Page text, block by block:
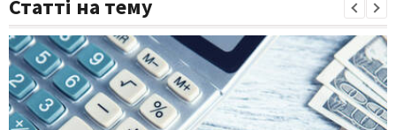
Статті на тему